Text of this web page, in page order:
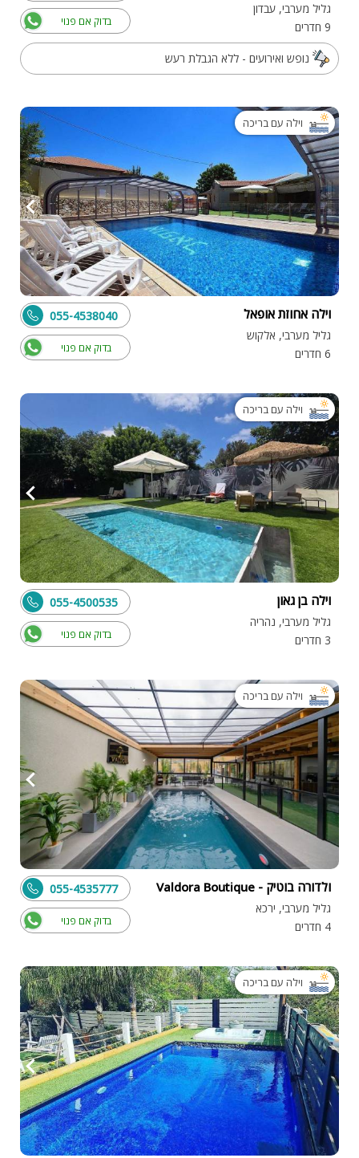
גליל מערבי, עבדון
9 חדרים
בדוק אם פנוי
נופש ואירועים - ללא הגבלת רעש
וילה עם בריכה
וילה אחוזת אופאל
גליל מערבי, אלקוש
6 חדרים
בדוק אם פנוי
055-4538040
וילה עם בריכה
וילה בן גאון
גליל מערבי, נהריה
3 חדרים
בדוק אם פנוי
055-4500535
וילה עם בריכה
ולדורה בוטיק - Valdora Boutique
גליל מערבי, ירכא
4 חדרים
בדוק אם פנוי
055-4535777
וילה עם בריכה